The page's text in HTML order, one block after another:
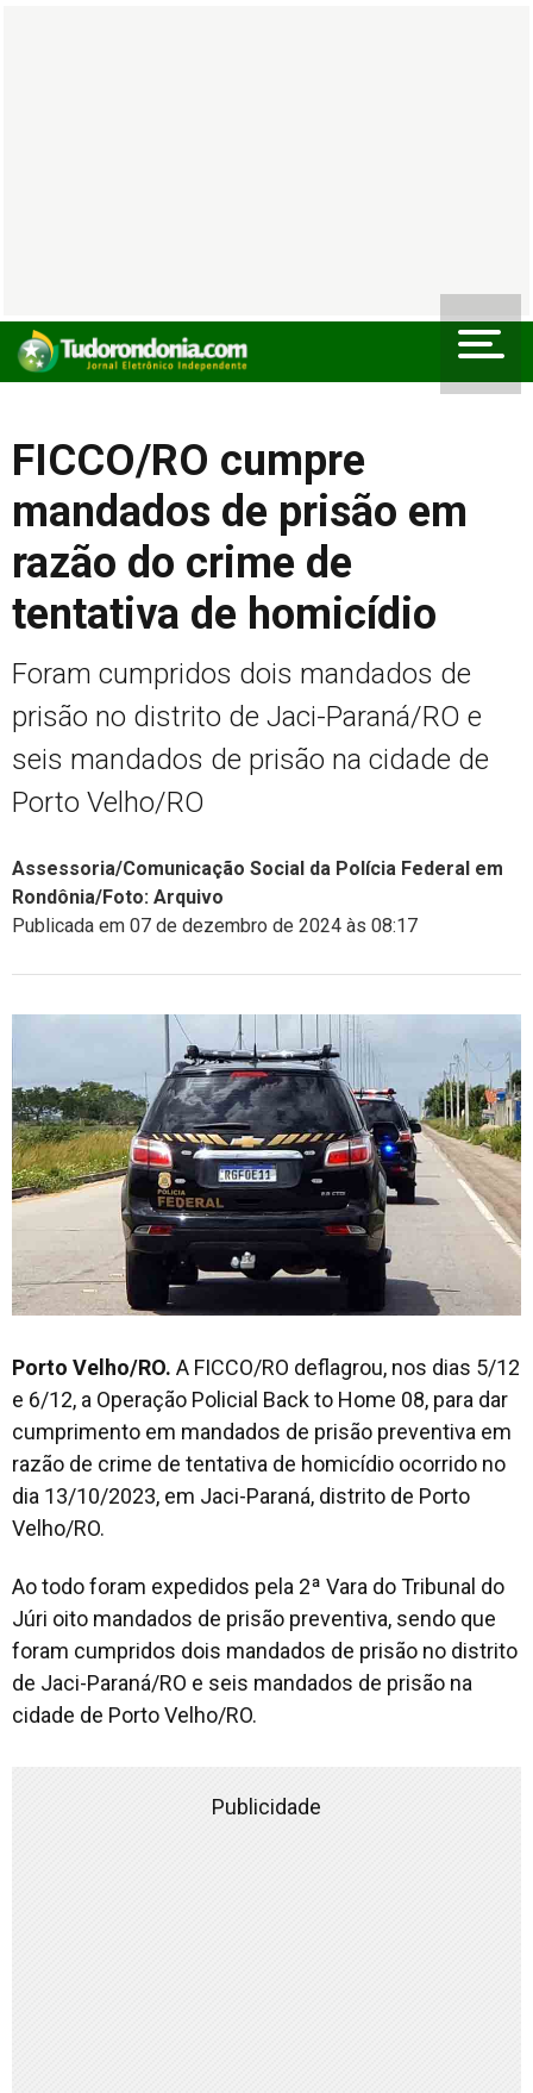
FICCO/RO cumpre
mandados de prisão em
razão do crime de
tentativa de homicídio
Foram cumpridos dois mandados de
prisão no distrito de Jaci-Paraná/RO e
seis mandados de prisão na cidade de
Porto Velho/RO
Assessoria/Comunicação Social da Polícia Federal em
Rondônia/Foto: Arquivo
Publicada em 07 de dezembro de 2024 às 08:17
Porto Velho/RO. A FICCO/RO deflagrou, nos dias 5/12
e 6/12, a Operação Policial Back to Home 08, para dar
cumprimento em mandados de prisão preventiva em
razão de crime de tentativa de homicídio ocorrido no
dia 13/10/2023, em Jaci-Paraná, distrito de Porto
Velho/RO.
Ao todo foram expedidos pela 2ª Vara do Tribunal do
Júri oito mandados de prisão preventiva, sendo que
foram cumpridos dois mandados de prisão no distrito
de Jaci-Paraná/RO e seis mandados de prisão na
cidade de Porto Velho/RO.
Publicidade